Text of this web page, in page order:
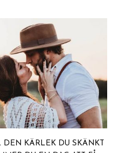
DEN KÄRLEK DU SKÄNKT